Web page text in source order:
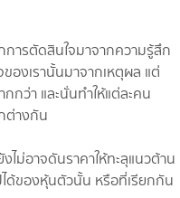
การตัดสินใจมาจากความรู้สึก
ของเรานั้นมาจากเหตุผล แต่
กว่า และนั่นทำให้แต่ละคน
ต่างกัน
ม่อาจดันราคาให้ทะลุแนวต้าน
ด้ของหุ้นตัวนั้น หรือที่เรียกกัน